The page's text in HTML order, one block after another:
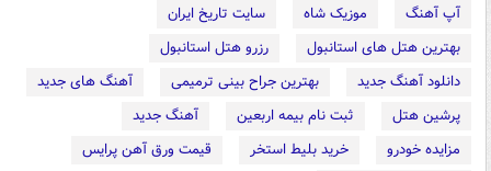
آپ آهنگ موزیک شاه
سایت تاریخ ایران
بهترین هتل های استانبول
رزرو هتل استانبول
دانلود آهنگ جدید
بهترین جراح بینی ترمیمی
آهنگ های جدید
پرشین هتل
ثبت نام بیمه اربعین
آهنگ جدید
مزایده خودرو
خرید بلیط استخر
قیمت ورق آهن پرایس